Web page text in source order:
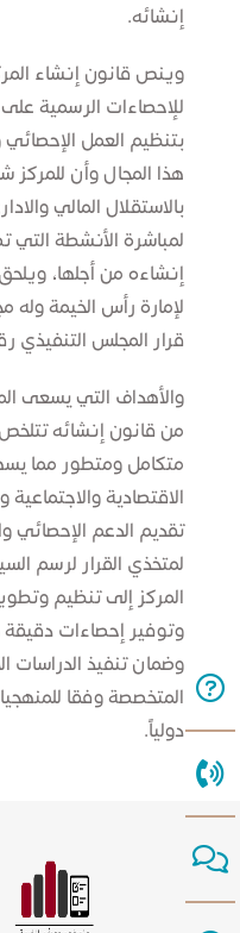
إنشائه.
وينص قانون إنشاء
للإحصاءات الرسمية
بتنظيم العمل
هذا المجال وأن
بالاستقلال المالي
لمباشرة الأنشطة التي
إنشاءه من أجلها،
لإمارة رأس الخيمة
قرار المجلس التنفيذي رقم (5)
من قانون إنشائه
متكامل ومتطور مما
الاقتصادية
تقديم الدعم الإحصائي
لمتخذي القرار لرسم
المركز إلى تنظيم
وتوفير إحصاءات
وضمان تنفيذ الدراسات
المتخصصة وفقا
دولياً. ​